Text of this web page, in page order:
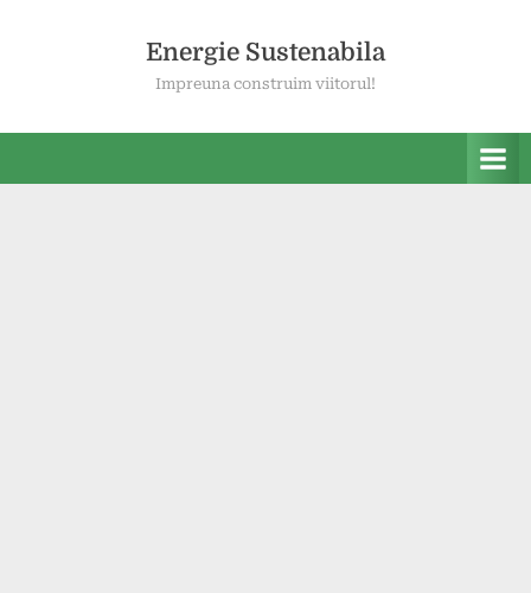
Energie Sustenabila
Impreuna construim viitorul!